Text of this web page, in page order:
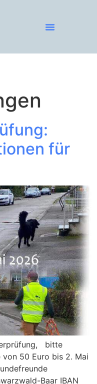
für
bitte
50 Euro bis 2. Mai
Baar IBAN